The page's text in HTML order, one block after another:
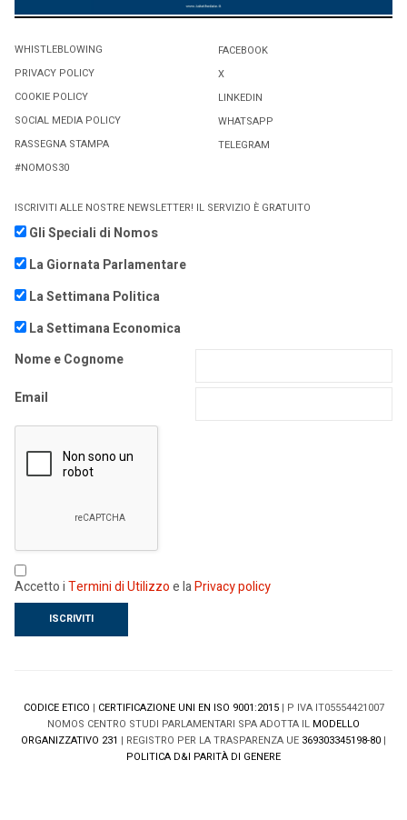
WHISTLEBLOWING
PRIVACY POLICY
COOKIE POLICY
SOCIAL MEDIA POLICY
RASSEGNA STAMPA
#NOMOS30
FACEBOOK
X
LINKEDIN
WHATSAPP
TELEGRAM
ISCRIVITI ALLE NOSTRE NEWSLETTER! IL SERVIZIO È GRATUITO
Gli Speciali di Nomos
La Giornata Parlamentare
La Settimana Politica
La Settimana Economica
Nome e Cognome
Email
Accetto iTermini di Utilizzoe laPrivacy policy
CODICE ETICO | CERTIFICAZIONE UNI EN ISO 9001:2015| P IVA IT05554421007
NOMOS CENTRO STUDI PARLAMENTARI SPA ADOTTA IL MODELLO
ORGANIZZATIVO 231 | REGISTRO PER LA TRASPARENZA UE 369303345198-80 |
POLITICA D&I PARITÀ DI GENERE